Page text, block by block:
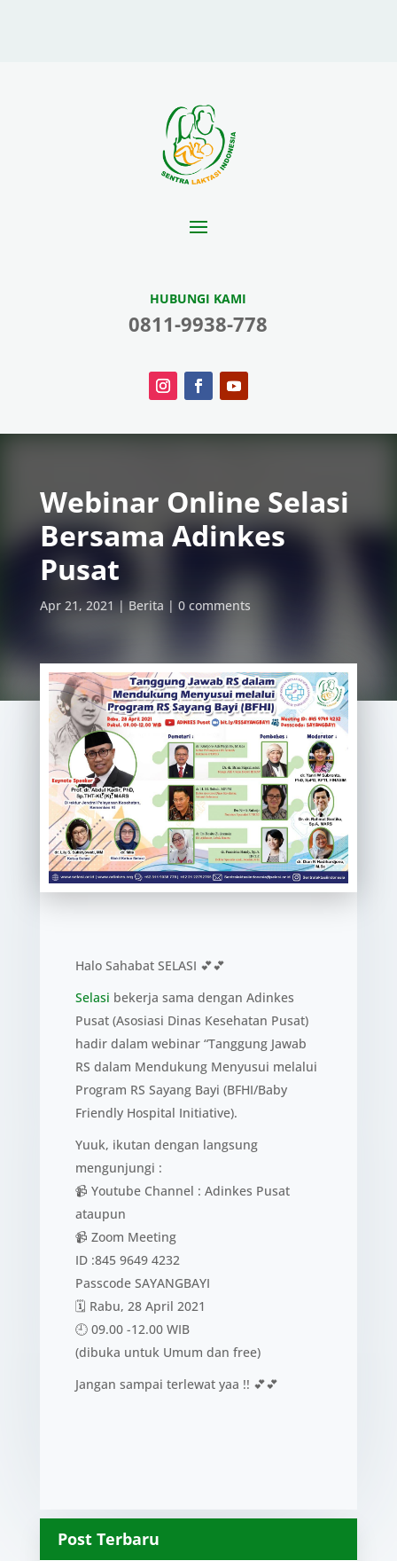
HUBUNGI KAMI
0811-9938-778
Webinar Online Selasi
Bersama Adinkes
Pusat
Apr 21, 2021 Berita 0 comments
Halo Sahabat SELASI 💕💕
Selasi bekerja sama dengan Adinkes
Pusat (Asosiasi Dinas Kesehatan Pusat)
hadir dalam webinar “Tanggung Jawab
RS dalam Mendukung Menyusui melalui
Program RS Sayang Bayi (BFHI/Baby
Friendly Hospital Initiative).
Yuuk, ikutan dengan langsung
mengunjungi :
📹 Youtube Channel : Adinkes Pusat
ataupun
📹 Zoom Meeting
ID :845 9649 4232
Passcode SAYANGBAYI
🗓 Rabu, 28 April 2021
🕘 09.00 -12.00 WIB
(dibuka untuk Umum dan free)
Jangan sampai terlewat yaa !! 💕💕
Post Terbaru